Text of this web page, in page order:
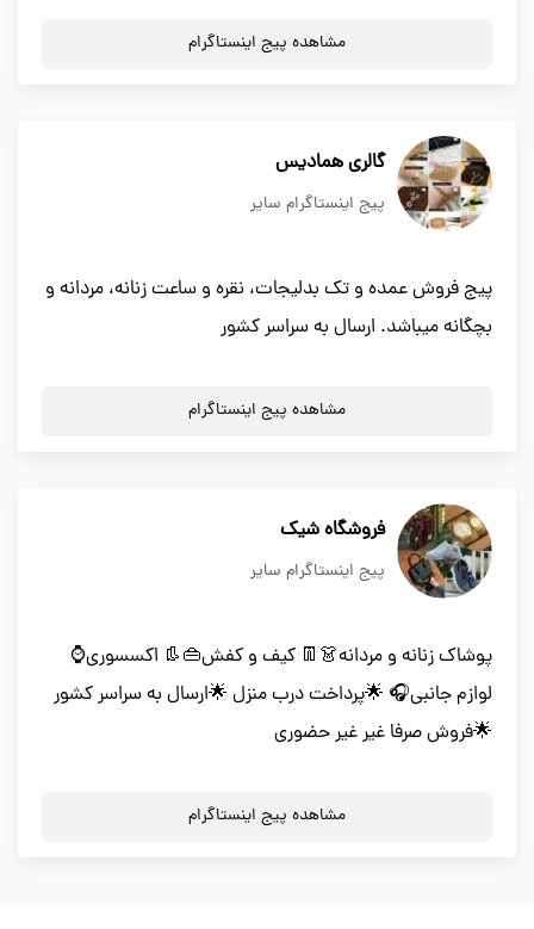
مشاهده پیج اینستاگرام
گالری همادیس
پیج اینستاگرام سایر
پیج فروش عمده و تک بدلیجات، نقره و ساعت زنانه، مردانه و
بچگانه میباشد. ارسال به سراسر کشور
مشاهده پیج اینستاگرام
فروشگاه شیک
پیج اینستاگرام سایر
پوشاک زنانه و مردانه👗👖 کیف و کفش👜👢 اکسسوری⌚
لوازم جانبی🎧 🌟پرداخت درب منزل 🌟ارسال به سراسر کشور
🌟فروش صرفا غیر غیر حضوری
مشاهده پیج اینستاگرام